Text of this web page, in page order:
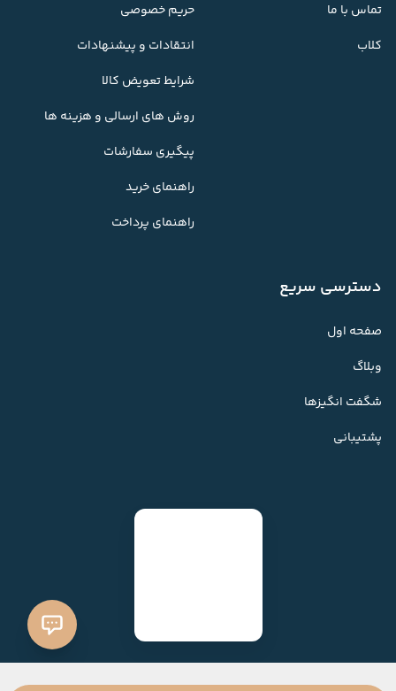
تماس با ما
کلاب
حریم خصوصی
انتقادات و پیشنهادات
شرایط تعویض کالا
روش های ارسالی و هزینه ها
پیگیری سفارشات
راهنمای خرید
راهنمای پرداخت
دسترسی سریع
صفحه اول
وبلاگ
شگفت انگیزها
پشتیبانی